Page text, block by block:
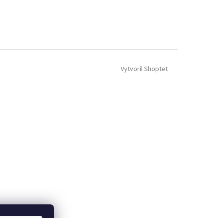
Vytvoril Shoptet